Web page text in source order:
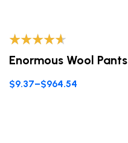
con4.40de
Enormous Wool Pants
$9.37–$964.54